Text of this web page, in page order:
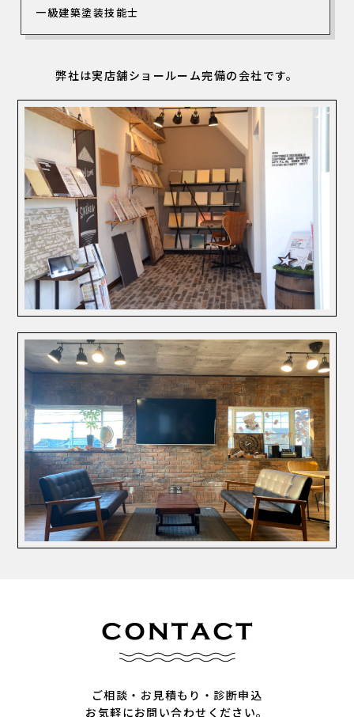
一級建築塗装技能士
弊社は実店舗ショールーム完備の会社です。
ご相談・お見積もり・診断申込
お気軽にお問い合わせください。